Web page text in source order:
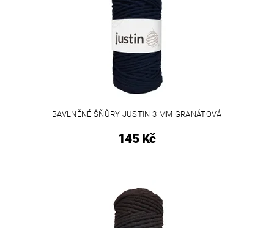
BAVLNĚNÉ ŠŇŮRY JUSTIN 3 MM GRANÁTOVÁ
145 Kč